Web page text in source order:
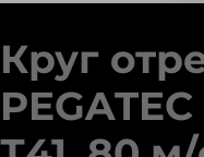
Круг